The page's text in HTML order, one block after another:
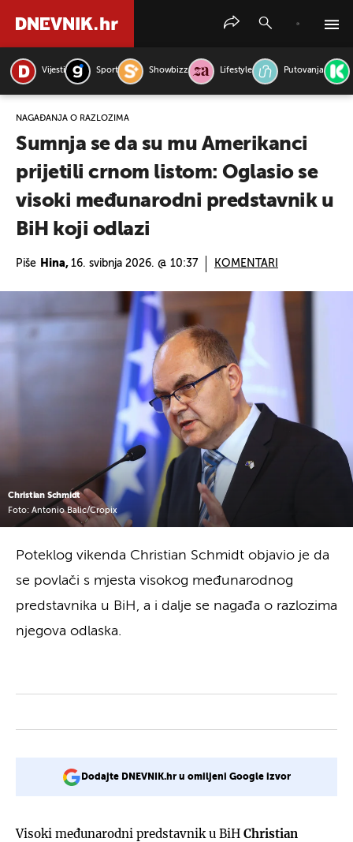
Vijesti Sport Showbizz Lifestyle Putovanja
NAGAĐANJA O RAZLOZIMA
Sumnja se da su mu Amerikanci
prijetili crnom listom: Oglasio se
visoki međunarodni predstavnik u
BiH koji odlazi
Piše Hina, 16. svibnja 2026. @ 10:37 KOMENTARI
Christian Schmidt
Foto: Antonio Balic/Cropix
Poteklog vikenda Christian Schmidt objavio je da
se povlači s mjesta visokog međunarodnog
predstavnika u BiH, a i dalje se nagađa o razlozima
njegova odlaska.
Dodajte DNEVNIK.hr u omiljeni Google izvor
Visoki međunarodni predstavnik u BiH Christian
PRETRAŽITE VIJESTI